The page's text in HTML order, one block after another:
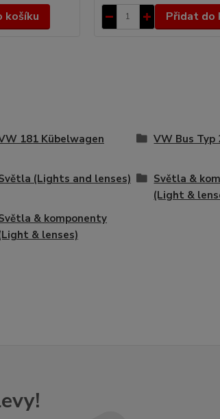
košíku Přidat do
181 Kübelwagen VW Bus Typ
(Lights and lenses)
Světla &
(Light &
& komponenty
& lenses)